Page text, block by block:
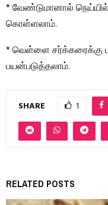
* வேண்டுமானால்
கொள்ளலாம்.
* வெள்ளை சர்க்கரைக்கு
பயன்படுத்தலாம்.
SHARE 1
RELATED POSTS